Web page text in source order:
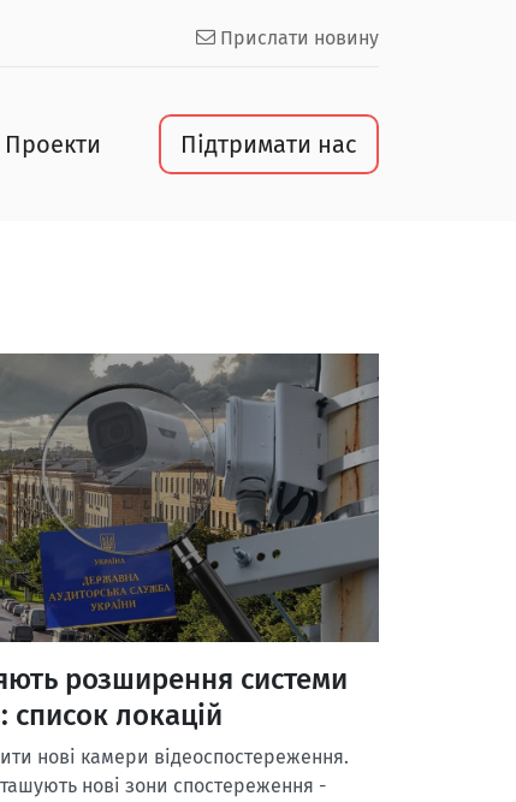
Прислати новину
Проекти Підтримати нас
розширення системи
список локацій
нові камери відеоспостереження.
нові зони спостереження -